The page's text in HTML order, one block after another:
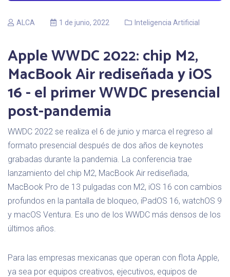
ALCA 1 de junio, 2022 Inteligencia Artificial
Apple WWDC 2022: chip M2,
MacBook Air rediseñada y iOS
16 - el primer WWDC presencial
post-pandemia
WWDC 2022 se realiza el 6 de junio y marca el regreso al
formato presencial después de dos años de keynotes
grabadas durante la pandemia. La conferencia trae
lanzamiento del chip M2, MacBook Air rediseñada,
MacBook Pro de 13 pulgadas con M2, iOS 16 con cambios
profundos en la pantalla de bloqueo, iPadOS 16, watchOS 9
y macOS Ventura. Es uno de los WWDC más densos de los
últimos años.
Para las empresas mexicanas que operan con flota Apple,
ya sea por equipos creativos, ejecutivos, equipos de